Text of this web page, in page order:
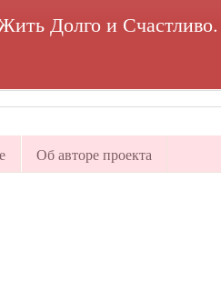
Долго и
Об авторе проекта